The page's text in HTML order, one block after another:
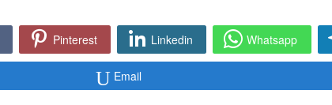
Pinterest Linkedin Whatsapp
Email